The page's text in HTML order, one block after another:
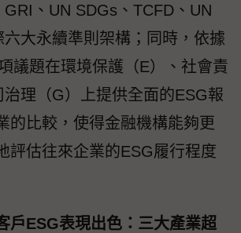
GRI、UN SDGs、TCFD、UN
大永續準則架構；同時，依據
議題在環境保護（E）、社會責
理（G）上提供全面的ESG報
的比較，使得金融機構能夠更
評估往來企業的ESG履行程度
戶ESG表現出色：三大產業超